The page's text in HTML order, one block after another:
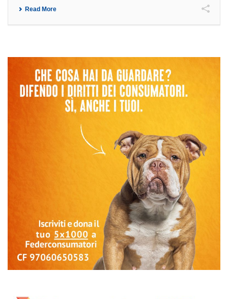
Read More